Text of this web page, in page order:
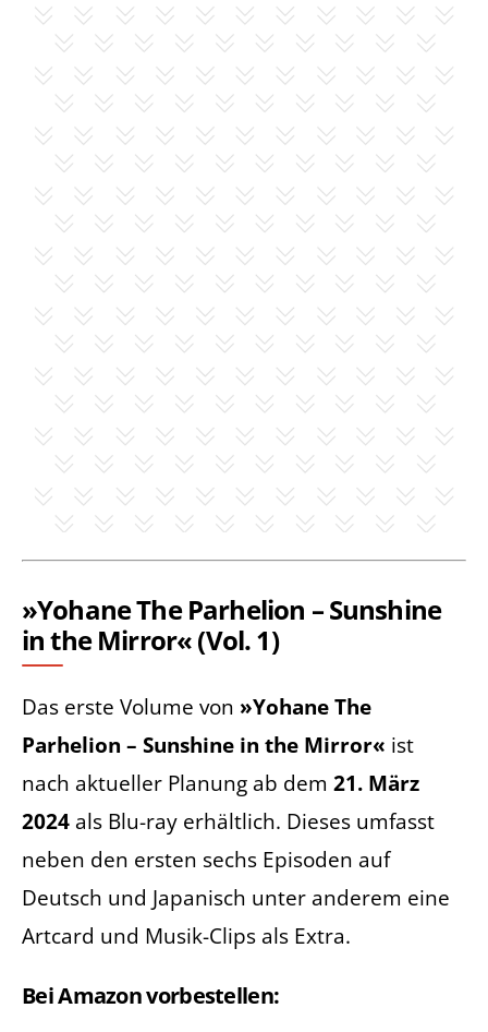
»Yohane The Parhelion – Sunshine
in the Mirror« (Vol. 1)
Das erste Volume von »Yohane The
Parhelion – Sunshine in the Mirror« ist
nach aktueller Planung ab dem 21. März
2024 als Blu-ray erhältlich. Dieses umfasst
neben den ersten sechs Episoden auf
Deutsch und Japanisch unter anderem eine
Artcard und Musik-Clips als Extra.
Bei Amazon vorbestellen: